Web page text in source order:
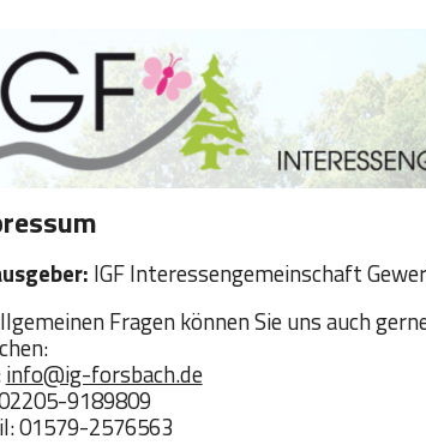
IGF Interessengemeinschaft
Fragen können Sie uns auch
info@ig-forsbach.de
9189809
01579-2576563